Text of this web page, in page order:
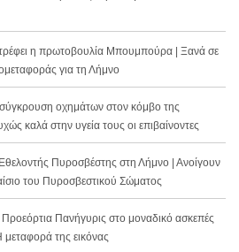
η πρωτοβουλία Μπουμπούρα | Ξανά σε
για τη Λήμνο
οχημάτων στον κόμβο της
καλά στην υγεία τους οι επιβαίνοντες
Εθελοντής Πυροσβέστης στη Λήμνο | Ανοίγουν
του Πυροσβεστικού Σώματος
Πανήγυρις στο μοναδικό ασκεπές
της εικόνας